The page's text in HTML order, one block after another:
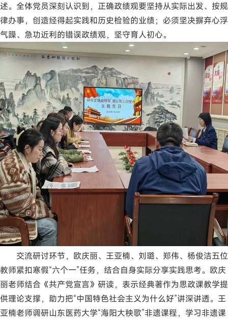
述。全体党员深刻认识到，正确政绩观要坚持从实际出发、按规
律办事，创造经得起实践和历史检验的业绩；必须坚决摒弃心浮
气躁、急功近利的错误政绩观，坚守育人初心。
交流研讨环节，欧庆丽、王亚楠、刘璐、郑伟、杨俊洁五位
教师紧扣寒假“六个一”任务，结合自身实际分享实践思考。欧庆
丽老师结合《共产党宣言》研读，表示经典著作为思政课教学提
供理论支撑，助力把“中国特色社会主义为什么好”讲深讲透。王
亚楠老师调研山东医药大学“海阳大秧歌”非遗课程，学习非遗课